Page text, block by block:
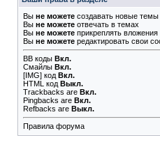
Вы не можете создавать новые темы
Вы не можете отвечать в темах
Вы не можете прикреплять вложения
Вы не можете редактировать свои
BB коды Вкл.
Смайлы Вкл.
[IMG] код Вкл.
HTML код Выкл.
Trackbacks are Вкл.
Pingbacks are Вкл.
Refbacks are Выкл.
Правила форума